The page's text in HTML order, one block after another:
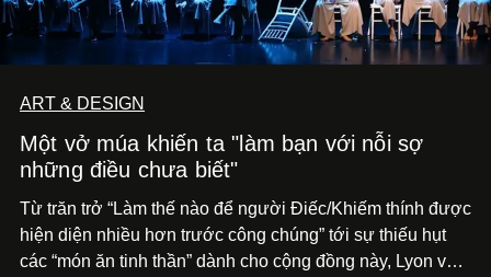
ART & DESIGN
Một vở múa khiến ta "làm bạn với nỗi sợ
những điều chưa biết"
Từ trăn trở “Làm thế nào để người Điếc/Khiếm thính được
hiện diện nhiều hơn trước công chúng” tới sự thiếu hụt
các “món ăn tinh thần” dành cho cộng đồng này, Lyon và